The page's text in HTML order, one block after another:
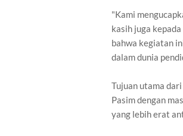
"Kami
kasih juga
bahwa kegiatan
dalam dunia
Tujuan utama
Pasim dengan
yang lebih erat